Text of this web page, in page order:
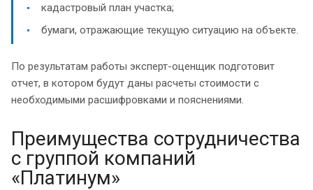
кадастровый план участка;
бумаги, отражающие текущую ситуацию на объекте.
По результатам работы эксперт-оценщик подготовит
отчет, в котором будут даны расчеты стоимости с
необходимыми расшифровками и пояснениями.
Преимущества сотрудничества
с группой компаний
«Платинум»